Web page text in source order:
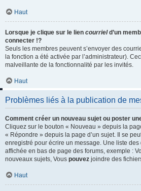
Haut
Lorsque je clique sur le lien courrield’un
connecter !?
Seuls les membres peuvent s’envoyer des
la fonction a été activée par l’administrateur).
malveillante de la fonctionnalité par les invités.
Haut
Problèmes liés à la publication de
Comment créer un nouveau sujet ou poster
Cliquez sur le bouton « Nouveau » depuis la
« Répondre » depuis la page d’un sujet. Il se
enregistré pour écrire un message. Une liste
affichée en bas de page des forums, exemple :
nouveaux sujets, Vous pouvez joindre des
Haut